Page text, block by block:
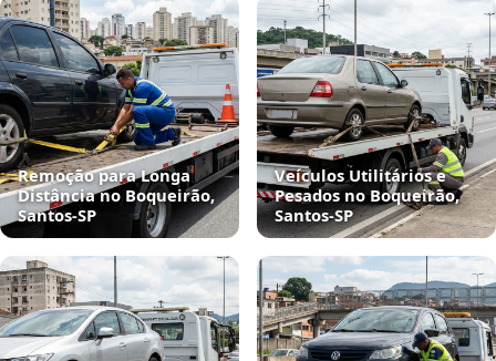
Remoção para Longa
Distância no Boqueirão,
Santos‑SP
Veículos Utilitários e
Pesados no Boqueirão,
Santos‑SP